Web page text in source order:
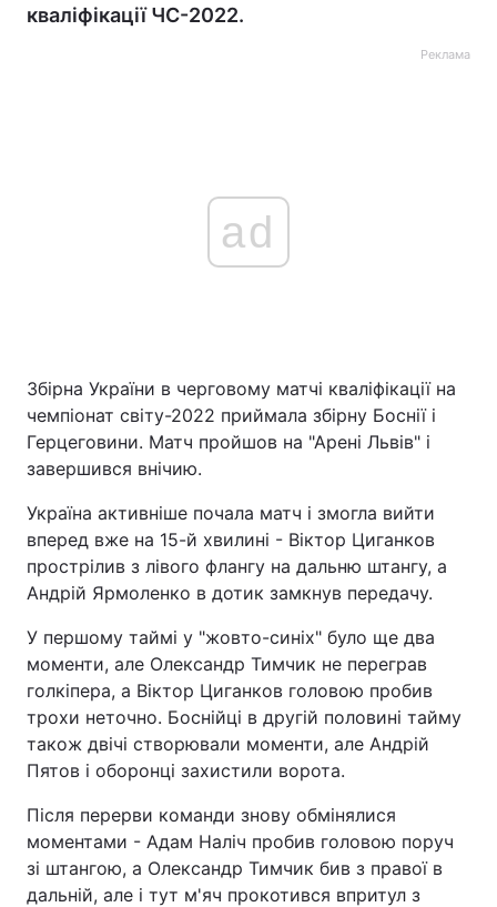
кваліфікації ЧС-2022.
Реклама
ad
Збірна України в черговому матчі кваліфікації на
чемпіонат світу-2022 приймала збірну Боснії і
Герцеговини. Матч пройшов на "Арені Львів" і
завершився внічию.
Україна активніше почала матч і змогла вийти
вперед вже на 15-й хвилині - Віктор Циганков
прострілив з лівого флангу на дальню штангу, а
Андрій Ярмоленко в дотик замкнув передачу.
У першому таймі у "жовто-синіх" було ще два
моменти, але Олександр Тимчик не переграв
голкіпера, а Віктор Циганков головою пробив
трохи неточно. Боснійці в другій половині тайму
також двічі створювали моменти, але Андрій
Пятов і оборонці захистили ворота.
Після перерви команди знову обмінялися
моментами - Адам Наліч пробив головою поруч
зі штангою, а Олександр Тимчик бив з правої в
дальній, але і тут м'яч прокотився впритул з